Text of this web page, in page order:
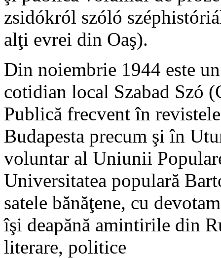
zsidókról szóló
alţi evrei din Oaş).
Din noiembrie 1944 este
cotidian local Szabad Szó
Publică frecvent în
Budapesta precum şi în
voluntar al Uniunii
Universitatea populară
satele bănăţene, cu
îşi deapănă amintirile din
literare, politice